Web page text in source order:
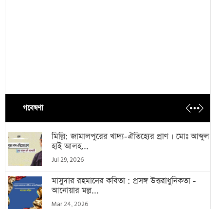
গবেষণা
মিল্লি: জামালপুরের খাদ্য-ঐতিহ্যের প্রাণ । মোঃ আব্দুল
হাই আলহ...
Jul 29, 2026
মাসুদার রহমানের কবিতা : প্রসঙ্গ উত্তরাধুনিকতা -
আনোয়ার মল্ল...
Mar 24, 2026